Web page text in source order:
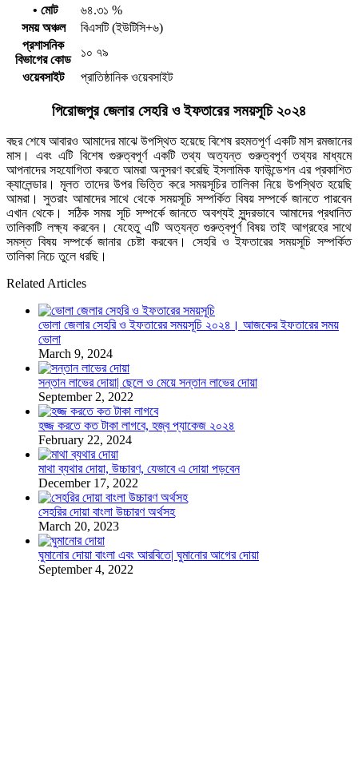
• মোট
৬৪.৩১ %
সময় অঞ্চল
বিএসটি (ইউটিসি+৬)
প্রশাসনিক
বিভাগের কোড
১০ ৭৯
ওয়েবসাইট
প্রাতিষ্ঠানিক ওয়েবসাইট
পিরোজপুর জেলার সেহরি ও ইফতারের সময়সূচি ২০২৪
বছর শেষে আবারও আমাদের মাঝে উপস্থিত হয়েছে বিশেষ রহমতপূর্ণ একটি মাস রমজানের
মাস। এবং এটি বিশেষ গুরুত্বপূর্ণ একটি তথ্য অত্যন্ত গুরুত্বপূর্ণ তথ্যর মাধ্যমে
আপনাদের সহযোগিতা করতে আমরা অনুসরণ করেছি ইসলামিক ফাউন্ডেশন এর প্রকাশিত
ক্যালেন্ডার। মূলত তাদের উপর ভিত্তি করে সময়সূচির তালিকা নিয়ে উপস্থিত হয়েছি
আমরা। সুতরাং আমাদের সাথে থেকে সময়সূচি সম্পর্কিত বিষয় সম্পর্কে জানতে পারবেন
এখান থেকে। সঠিক সময় সূচি সম্পর্কে জানতে অবশ্যই সুন্দরভাবে আমাদের প্রধানিত
তালিকাটি লক্ষ্য করবেন। যেহেতু এটি অত্যন্ত গুরুত্বপূর্ণ বিষয় তাই আগ্রহের সাথে
সমস্ত বিষয় সম্পর্কে জানার চেষ্টা করবেন। সেহরি ও ইফতারের সময়সূচি সম্পর্কিত
তালিকা নিচে তুলে ধরছি।
Related Articles
ভোলা জেলার সেহরি ও ইফতারের সময়সূচি ২০২৪। আজকের ইফতারের সময়
ভোলা
March 9, 2024
সন্তান লাভের দোয়া| ছেলে ও মেয়ে সন্তান লাভের দোয়া
September 2, 2022
হজ্জ করতে কত টাকা লাগবে, হজ্ব প্যাকেজ ২০২৪
February 22, 2024
মাথা ব্যথার দোয়া, উচ্চারণ, যেভাবে এ দোয়া পড়বেন
December 17, 2022
সেহরির দোয়া বাংলা উচ্চারণ অর্থসহ
March 20, 2023
ঘুমানোর দোয়া বাংলা এবং আরবিতে| ঘুমানোর আগের দোয়া
September 4, 2022